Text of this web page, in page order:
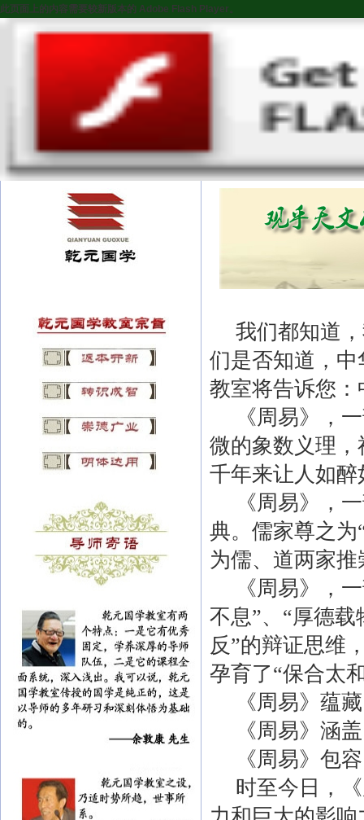
此页面上的内容需要较新版本的 Adobe Flash Player。
我们都知道
们是否知道，
教室将告诉您
《周易》，
微的象数义理
千年来让人如醉
《周易》，
典。儒家尊之为
为儒、道两家
《周易》，
不息”、 “厚德载
反”的辩证思维
孕育了“保合太
《周易》蕴
《周易》涵
《周易》包
时至今日，